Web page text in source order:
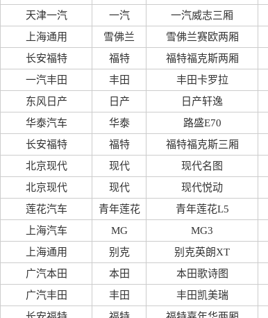
天津一汽 一汽 一汽威志三厢
上海通用 雪佛兰 雪佛兰赛欧两厢
长安福特 福特 福特福克斯两厢
一汽丰田 丰田 丰田卡罗拉
东风日产 日产 日产轩逸
华泰汽车 华泰 路盛E70
长安福特 福特 福特福克斯三厢
北京现代 现代 现代名图
北京现代 现代 现代悦动
莲花汽车 青年莲花 青年莲花L5
上海汽车 MG MG3
上海通用 别克 别克英朗XT
广汽本田 本田 本田歌诗图
广汽丰田 丰田 丰田凯美瑞